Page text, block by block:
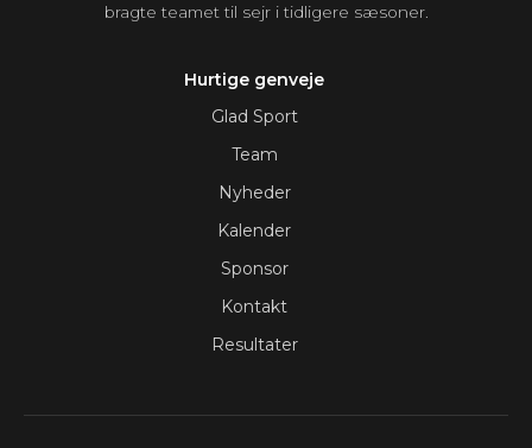
bragte teamet til sejr i tidligere sæsoner.
Hurtige genveje
Glad Sport
Team
Nyheder
Kalender
Sponsor
Kontakt
Resultater